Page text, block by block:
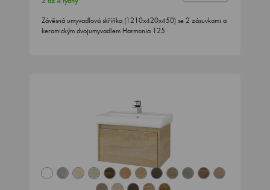
Závěsná umyvadlová skříňka (1210x420x450) se 2 zásuvkami a
keramickým dvojumyvadlem Harmonia 125